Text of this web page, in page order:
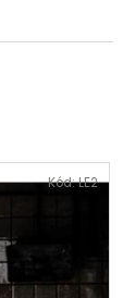
Kód:LE2